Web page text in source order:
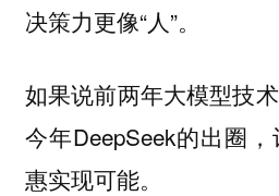
决策力更像“人”。
如果说前两年大模型技
今年DeepSeek的出圈
惠实现可能。